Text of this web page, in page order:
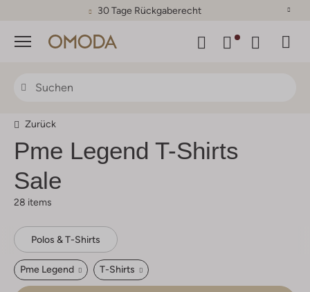
30 Tage Rückgaberecht
Menü
Zurück
Pme Legend T-Shirts
Sale
28 items
Polos & T-Shirts
Pme Legend T-Shirts